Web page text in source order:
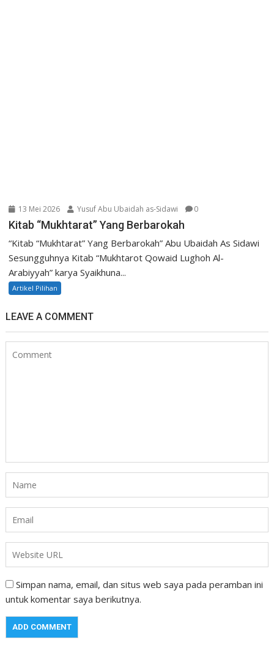
13 Mei 2026 Yusuf Abu Ubaidah as-Sidawi 0
Kitab “Mukhtarat” Yang Berbarokah
“Kitab “Mukhtarat” Yang Berbarokah” Abu Ubaidah As Sidawi
Sesungguhnya Kitab “Mukhtarot Qowaid Lughoh Al-
Arabiyyah” karya Syaikhuna...
Artikel Pilihan
LEAVE A COMMENT
Simpan nama, email, dan situs web saya pada peramban ini
untuk komentar saya berikutnya.